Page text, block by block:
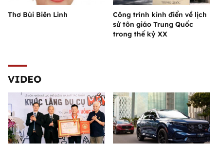
Thơ Bùi Biên Linh
Công trình kinh điển về lịch
sử tôn giáo Trung Quốc
trong thế kỷ XX
VIDEO